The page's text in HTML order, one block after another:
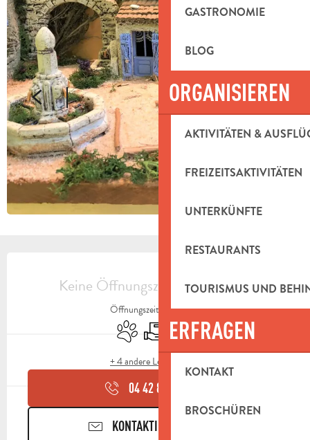
GASTRONOMIE
BLOG
ORGANISIEREN
AKTIVITÄTEN &
FREIZEITSAKTIVITÄTEN
UNTERKÜNFTE
RESTAURANTS
TOURISMUS UND
ERFRAGEN
KONTAKT
BROSCHÜREN
Keine Öffnungszeiten hinterlegt
Öffnungszeiten ansehen
Tiere erlaubt
Lieferung
Shop
+ 4 andere Leistung(en)
04 42 82 12
KONTAKTIEREN SIE UNS